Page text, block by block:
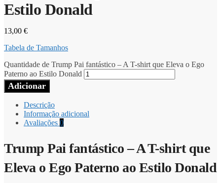
Estilo Donald
13,00 €
Tabela de Tamanhos
Quantidade de Trump Pai fantástico – A T-shirt que Eleva o Ego
Paterno ao Estilo Donald
Adicionar
Descrição
Informação adicional
Avaliações 0
Trump Pai fantástico – A T-shirt que
Eleva o Ego Paterno ao Estilo Donald